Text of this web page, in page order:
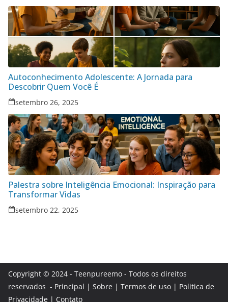
Autoconhecimento Adolescente: A Jornada para
Descobrir Quem Você É
setembro 26, 2025
Palestra sobre Inteligência Emocional: Inspiração para
Transformar Vidas
setembro 22, 2025
Copyright © 2024 - Teenpureemo - Todos os direitos
reservados - Principal | Sobre | Termos de uso | Politica de
Privacidade | Contato